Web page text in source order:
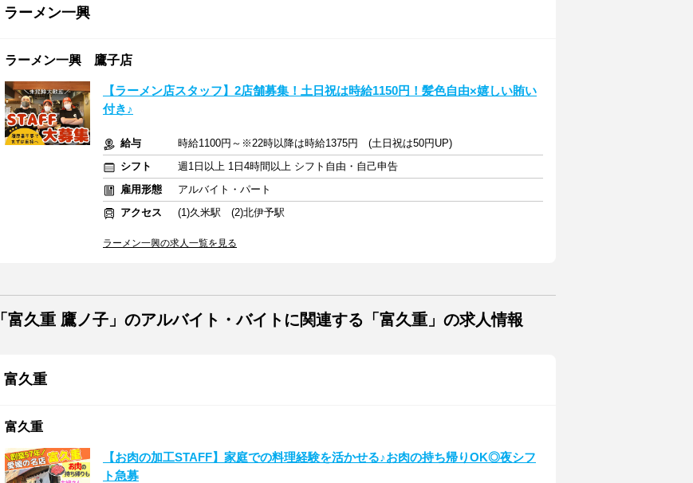
ラーメン一興
ラーメン一興 鷹子店
【ラーメン店スタッフ】2店舗募集！土日祝は時給1150円！髪色自由×嬉しい賄い
付き♪
給与
時給1100円～※22時以降は時給1375円 (土日祝は50円UP)
シフト
週1日以上 1日4時間以上 シフト自由・自己申告
雇用形態
アルバイト・パート
アクセス
(1)久米駅 (2)北伊予駅
ラーメン一興の求人一覧を見る
「富久重 鷹ノ子」のアルバイト・バイトに関連する「富久重」の求人情報
富久重
富久重
【お肉の加工STAFF】家庭での料理経験を活かせる♪お肉の持ち帰りOK◎夜シフ
ト急募